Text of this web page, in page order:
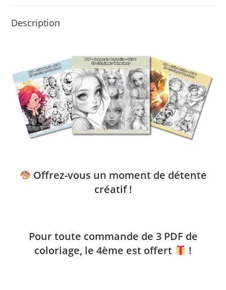
Description
Offrez-vous un moment de détente
créatif !
Pour toute commande de 3 PDF de
coloriage, le 4ème est offert !